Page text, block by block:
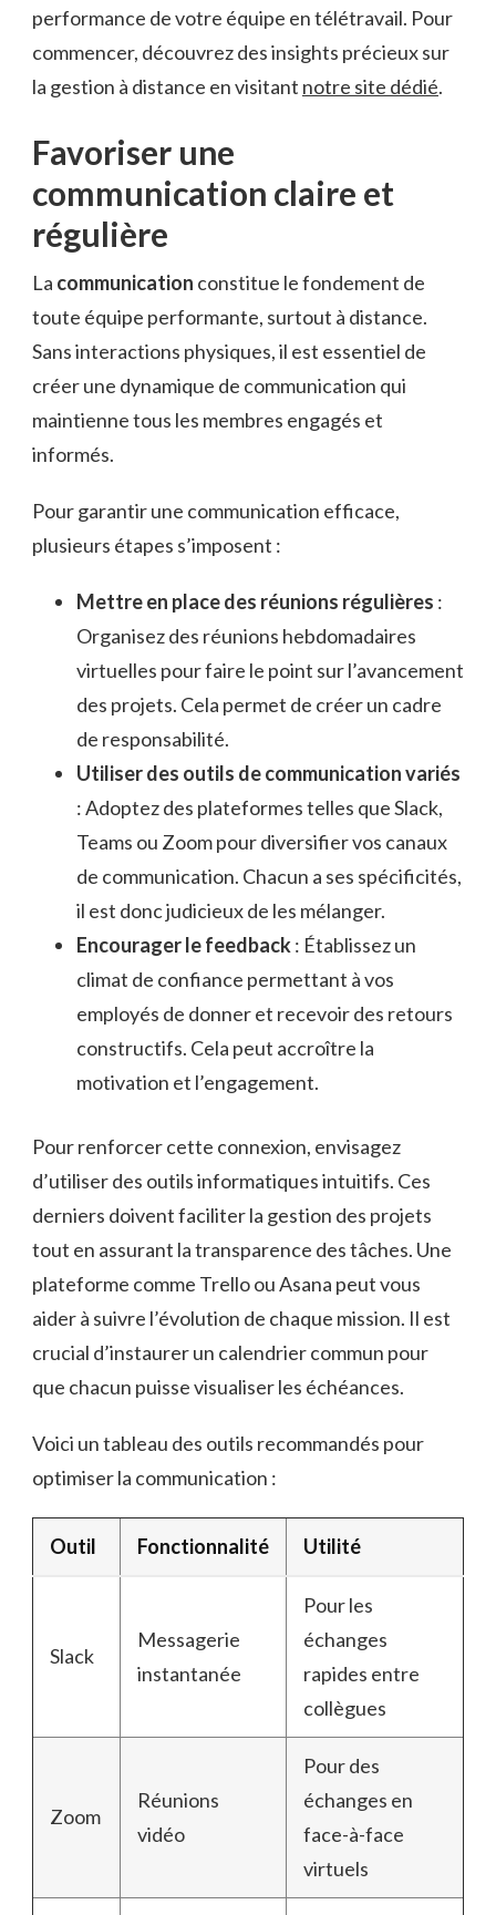
performance de votre équipe en télétravail. Pour
commencer, découvrez des insights précieux sur
la gestion à distance en visitant notre site dédié.
Favoriser une
communication claire et
régulière
La communication constitue le fondement de
toute équipe performante, surtout à distance.
Sans interactions physiques, il est essentiel de
créer une dynamique de communication qui
maintienne tous les membres engagés et
informés.
Pour garantir une communication efficace,
plusieurs étapes s’imposent :
Mettre en place des réunions régulières :
Organisez des réunions hebdomadaires
virtuelles pour faire le point sur l’avancement
des projets. Cela permet de créer un cadre
de responsabilité.
Utiliser des outils de communication variés
: Adoptez des plateformes telles que Slack,
Teams ou Zoom pour diversifier vos canaux
de communication. Chacun a ses spécificités,
il est donc judicieux de les mélanger.
Encourager le feedback: Établissez un
climat de confiance permettant à vos
employés de donner et recevoir des retours
constructifs. Cela peut accroître la
motivation et l’engagement.
Pour renforcer cette connexion, envisagez
d’utiliser des outils informatiques intuitifs. Ces
derniers doivent faciliter la gestion des projets
tout en assurant la transparence des tâches. Une
plateforme comme Trello ou Asana peut vous
aider à suivre l’évolution de chaque mission. Il est
crucial d’instaurer un calendrier commun pour
que chacun puisse visualiser les échéances.
Voici un tableau des outils recommandés pour
optimiser la communication :
Outil Fonctionnalité Utilité
Slack
Messagerie
instantanée
Pour les
échanges
rapides entre
collègues
Zoom
Réunions
vidéo
Pour des
échanges en
face-à-face
virtuels